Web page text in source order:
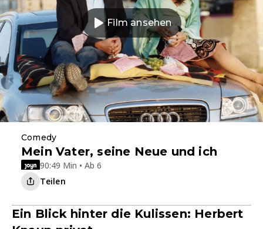
Film ansehen
Comedy
Mein Vater, seine Neue und ich
90:49 Min • Ab 6
Teilen
Ein Blick hinter die Kulissen: Herbert